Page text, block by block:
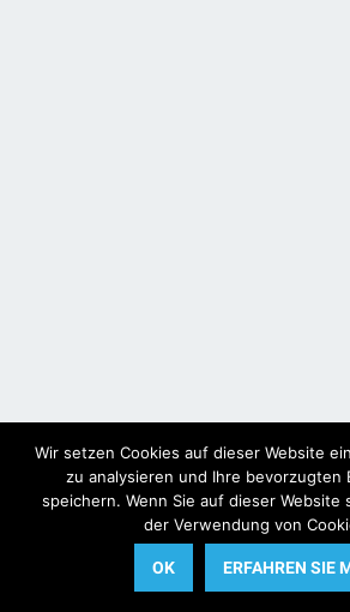
© 2024Office-
Startseite Datenschutzerklärung
Wir setzen Cookies auf dieser Website
zu analysieren und Ihre bevorzugten
speichern. Wenn Sie auf dieser Website
der Verwendung von
OK ERFAHREN SIE